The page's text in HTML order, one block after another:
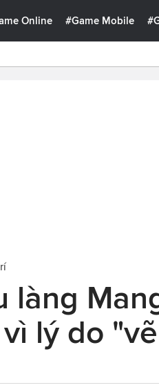
Online #Game Mobile
làng
lý do